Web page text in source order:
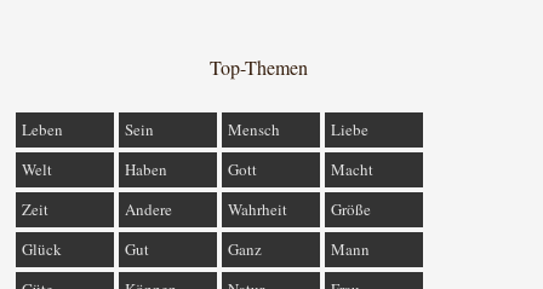
Top-Themen
Leben Sein Mensch
Liebe
Welt
Haben Gott
Macht
Zeit
Andere Wahrheit
Größe
Glück
Gut Ganz
Mann